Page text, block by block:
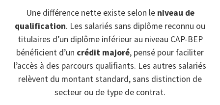
Une différence nette existe selon le niveau de
qualification. Les salariés sans diplôme reconnu ou
titulaires d’un diplôme inférieur au niveau CAP-BEP
bénéficient d’un crédit majoré, pensé pour faciliter
l’accès à des parcours qualifiants. Les autres salariés
relèvent du montant standard, sans distinction de
secteur ou de type de contrat.